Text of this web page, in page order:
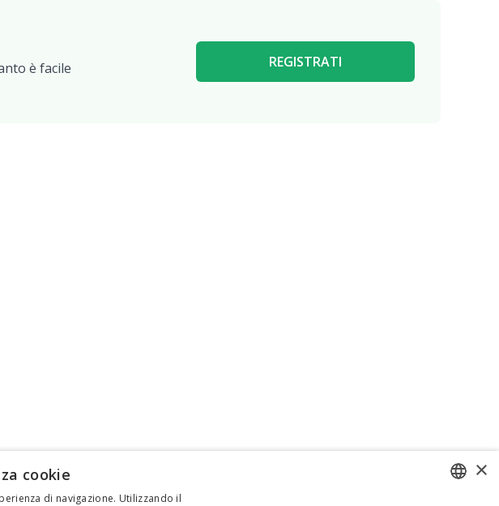
è facile
REGISTRATI
×
cookie
di navigazione. Utilizzando il